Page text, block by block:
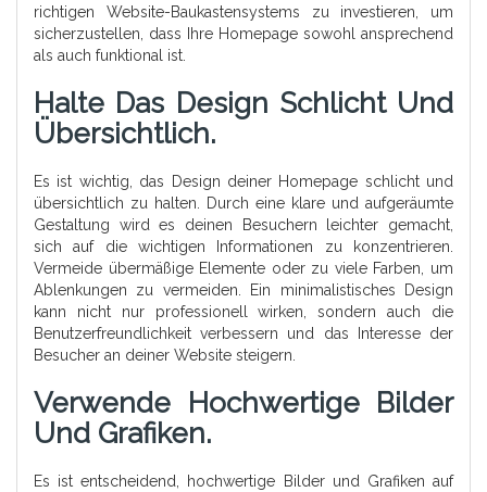
richtigen Website-Baukastensystems zu investieren, um
sicherzustellen, dass Ihre Homepage sowohl ansprechend
als auch funktional ist.
Halte Das Design Schlicht Und
Übersichtlich.
Es ist wichtig, das Design deiner Homepage schlicht und
übersichtlich zu halten. Durch eine klare und aufgeräumte
Gestaltung wird es deinen Besuchern leichter gemacht,
sich auf die wichtigen Informationen zu konzentrieren.
Vermeide übermäßige Elemente oder zu viele Farben, um
Ablenkungen zu vermeiden. Ein minimalistisches Design
kann nicht nur professionell wirken, sondern auch die
Benutzerfreundlichkeit verbessern und das Interesse der
Besucher an deiner Website steigern.
Verwende Hochwertige Bilder
Und Grafiken.
Es ist entscheidend, hochwertige Bilder und Grafiken auf